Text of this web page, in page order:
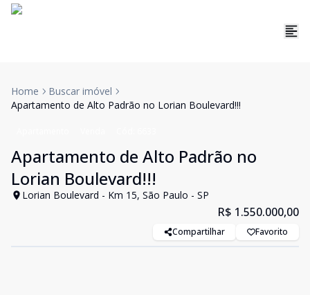
Home
Buscar imóvel
Apartamento de Alto Padrão no Lorian Boulevard!!!
Apartamento de Alto Padrão no
Lorian Boulevard!!!
Lorian Boulevard - Km 15, São Paulo - SP
R$ 1.550.000,00
Compartilhar Favorito